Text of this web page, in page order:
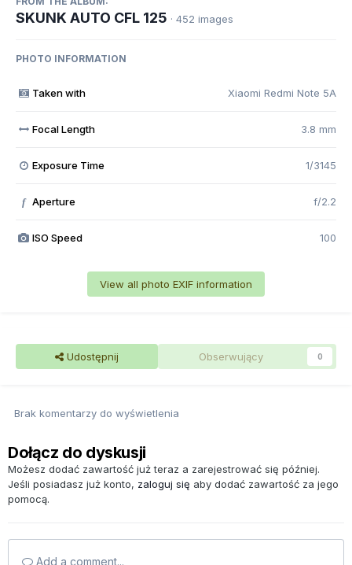
SKUNK AUTO CFL 125 · 452 images
PHOTO INFORMATION
Taken with Xiaomi Redmi Note 5A
Focal Length 3.8 mm
Exposure Time 1/3145
f Aperture f/2.2
ISO Speed 100
View all photo EXIF information
Udostępnij Obserwujący 0
Brak komentarzy do wyświetlenia
Dołącz do dyskusji
Możesz dodać zawartość już teraz a zarejestrować się później.
Jeśli posiadasz już konto, zaloguj się aby dodać zawartość za jego
pomocą.
Add a comment...